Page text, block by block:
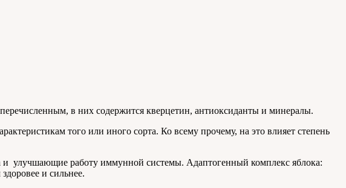
в них содержится кверцетин, антиоксиданты и минералы.
того или иного сорта. Ко всему прочему, на это влияет степень
улучшающие работу иммунной системы. Адаптогенный комплекс яблока:
и сильнее.